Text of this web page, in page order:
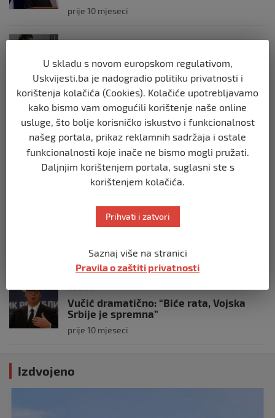
prije 10 mjeseci
REGION
Mira se dvadeseti put cijepila protiv
gripe: ‘Zato da ne budem bolesna’
prije 10 mjeseci
Predsjednik Srbije Aleksandar Vučić
poslao vijenac: Posljednji pozdrav
Halidu
prije 10 mjeseci
Koza ogrebala dijete u zoološkom vrtu,
roditelji zvali hitnu i policiju: “Došli su
prije 10 mjeseci
Vučić dramatično: “Biće rata, Vojska
Srbije je spremna”
prije 10 mjeseci
Izdvojeno
U skladu s novom europskom regulativom,
Uskvijesti.ba je nadogradio politiku privatnosti i
korištenja kolačića (Cookies). Kolačiće upotrebljavamo
kako bismo vam omogućili korištenje naše online
usluge, što bolje korisničko iskustvo i funkcionalnost
našeg portala, prikaz reklamnih sadržaja i ostale
funkcionalnosti koje inače ne bismo mogli pružati.
Daljnjim korištenjem portala, suglasni ste s
korištenjem kolačića.
Prihvati i zatvori
Saznaj više na stranici
Pravila o zaštiti privatnosti